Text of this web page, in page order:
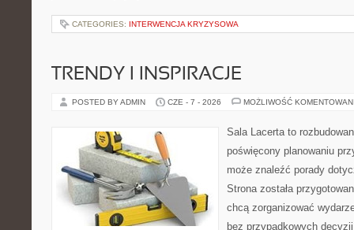
CATEGORIES: INTERWENCJA KRYZYSOWA
TRENDY I INSPIRACJE
POSTED BY ADMIN CZE - 7 - 2026 MOŻLIWOŚĆ
Sala Lacerta to
poświęcony planowaniu
może znaleźć porady
Strona została
chcą zorganizować
bez przypadkowych